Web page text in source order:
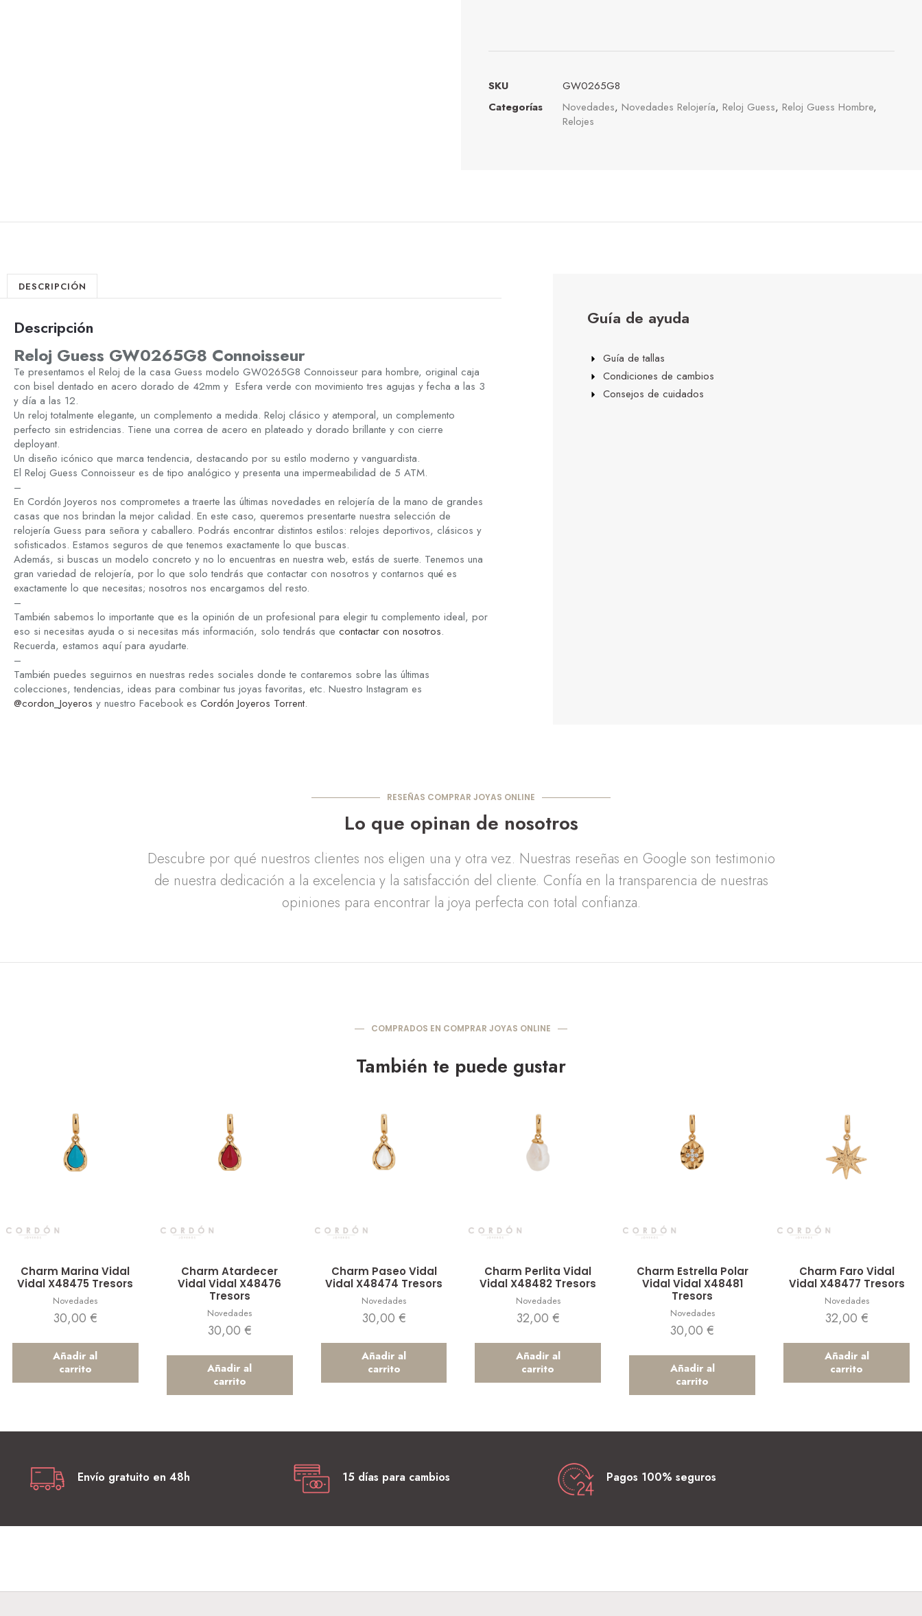
SKU
GW0265G8
Categorías
Novedades, Novedades Relojería, Reloj Guess, Reloj Guess Hombre,
Relojes
DESCRIPCIÓN
Descripción
Reloj Guess GW0265G8 Connoisseur
Te presentamos el Reloj de la casa Guess modelo GW0265G8 Connoisseur para hombre, original caja
con bisel dentado en acero dorado de 42mm y Esfera verde con movimiento tres agujas y fecha a las 3
y día a las 12.
Un reloj totalmente elegante, un complemento a medida. Reloj clásico y atemporal, un complemento
perfecto sin estridencias. Tiene una correa de acero en plateado y dorado brillante y con cierre
deployant.
Un diseño icónico que marca tendencia, destacando por su estilo moderno y vanguardista.
El Reloj Guess Connoisseur es de tipo analógico y presenta una impermeabilidad de 5 ATM.
–
En Cordón Joyeros nos comprometes a traerte las últimas novedades en relojería de la mano de grandes
casas que nos brindan la mejor calidad. En este caso, queremos presentarte nuestra selección de
relojería Guess para señora y caballero. Podrás encontrar distintos estilos: relojes deportivos, clásicos y
sofisticados. Estamos seguros de que tenemos exactamente lo que buscas.
Además, si buscas un modelo concreto y no lo encuentras en nuestra web, estás de suerte. Tenemos una
gran variedad de relojería, por lo que solo tendrás que contactar con nosotros y contarnos qué es
exactamente lo que necesitas; nosotros nos encargamos del resto.
–
También sabemos lo importante que es la opinión de un profesional para elegir tu complemento ideal, por
eso si necesitas ayuda o si necesitas más información, solo tendrás que contactar con nosotros.
Recuerda, estamos aquí para ayudarte.
–
También puedes seguirnos en nuestras redes sociales donde te contaremos sobre las últimas
colecciones, tendencias, ideas para combinar tus joyas favoritas, etc. Nuestro Instagram es
@cordon_Joyeros y nuestro Facebook es Cordón Joyeros Torrent.
Guía de ayuda
Guía de tallas
Condiciones de cambios
Consejos de cuidados
RESEÑAS COMPRAR JOYAS ONLINE
Lo que opinan de nosotros
Descubre por qué nuestros clientes nos eligen una y otra vez. Nuestras reseñas en Google son testimonio
de nuestra dedicación a la excelencia y la satisfacción del cliente. Confía en la transparencia de nuestras
opiniones para encontrar la joya perfecta con total confianza.
COMPRADOS EN COMPRAR JOYAS ONLINE
También te puede gustar
Charm Marina Vidal
Vidal X48475 Tresors
Novedades
30,00 €
Añadir al
carrito
Charm Atardecer
Vidal Vidal X48476
Tresors
Novedades
30,00 €
Añadir al
carrito
Charm Paseo Vidal
Vidal X48474 Tresors
Novedades
30,00 €
Añadir al
carrito
Charm Perlita Vidal
Vidal X48482 Tresors
Novedades
32,00 €
Añadir al
carrito
Charm Estrella Polar
Vidal Vidal X48481
Tresors
Novedades
30,00€
Añadir al
carrito
Charm Faro Vidal
Vidal X48477 Tresors
Novedades
32,00 €
Añadir al
carrito
Envío gratuito en 48h 15 días para cambios Pagos 100% seguros